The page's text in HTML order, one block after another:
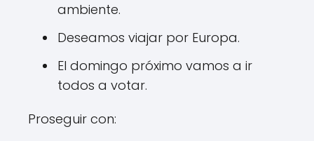
ambiente.
Deseamos viajar por Europa.
El domingo próximo vamos a ir
todos a votar.
Proseguir con: